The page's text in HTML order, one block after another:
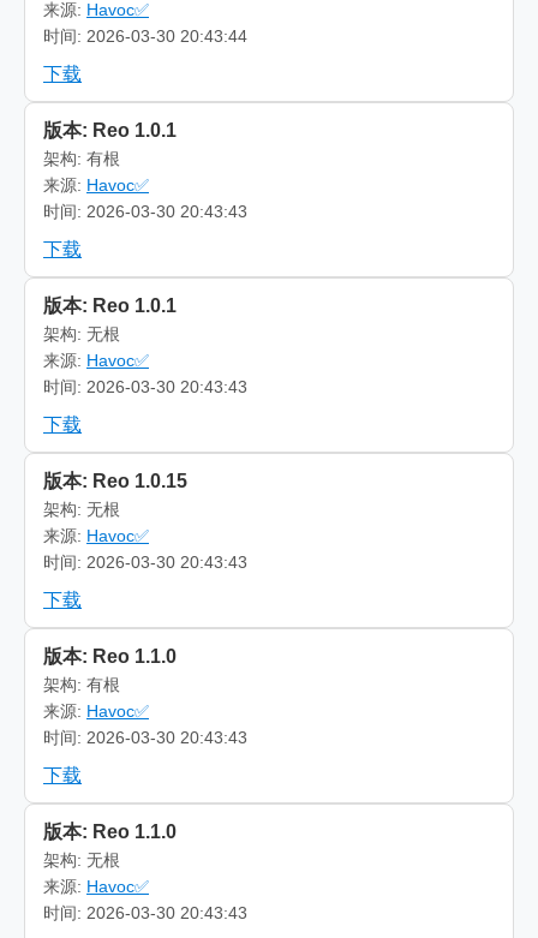
来源: Havoc✅
时间: 2026-03-30 20:43:44
下载
版本: Reo 1.0.1
架构: 有根
来源: Havoc✅
时间: 2026-03-30 20:43:43
下载
版本: Reo 1.0.1
架构: 无根
来源: Havoc✅
时间: 2026-03-30 20:43:43
下载
版本: Reo 1.0.15
架构: 无根
来源: Havoc✅
时间: 2026-03-30 20:43:43
下载
版本: Reo 1.1.0
架构: 有根
来源: Havoc✅
时间: 2026-03-30 20:43:43
下载
版本: Reo 1.1.0
架构: 无根
来源: Havoc✅
时间: 2026-03-30 20:43:43